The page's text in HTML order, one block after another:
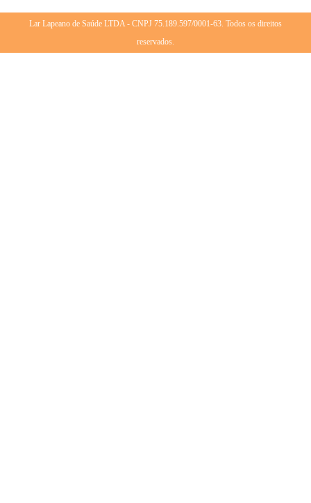
Lar Lapeano de Saúde LTDA - CNPJ 75.189.597/0001-63. Todos os direitos
reservados.